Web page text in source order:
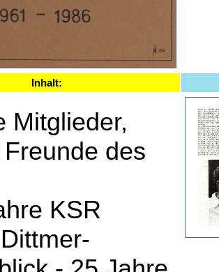
Inhalt:
Mitglieder,
des
KSR